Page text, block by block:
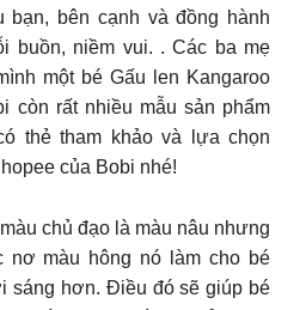
bạn, bên cạnh và đồng hành
buồn, niềm vui. . ️️Các ba mẹ
một bé Gấu len Kangaroo
còn rất nhiều mẫu sản phẩm
thẻ tham khảo và lựa chọn
của Bobi nhé!
chủ đạo là màu nâu nhưng
nơ màu hông nó làm cho bé
sáng hơn. Điều đó sẽ giúp bé